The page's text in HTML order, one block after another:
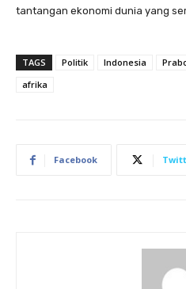
tantangan ekonomi dunia yang
TAGS Politik Indonesia
afrika
Facebook